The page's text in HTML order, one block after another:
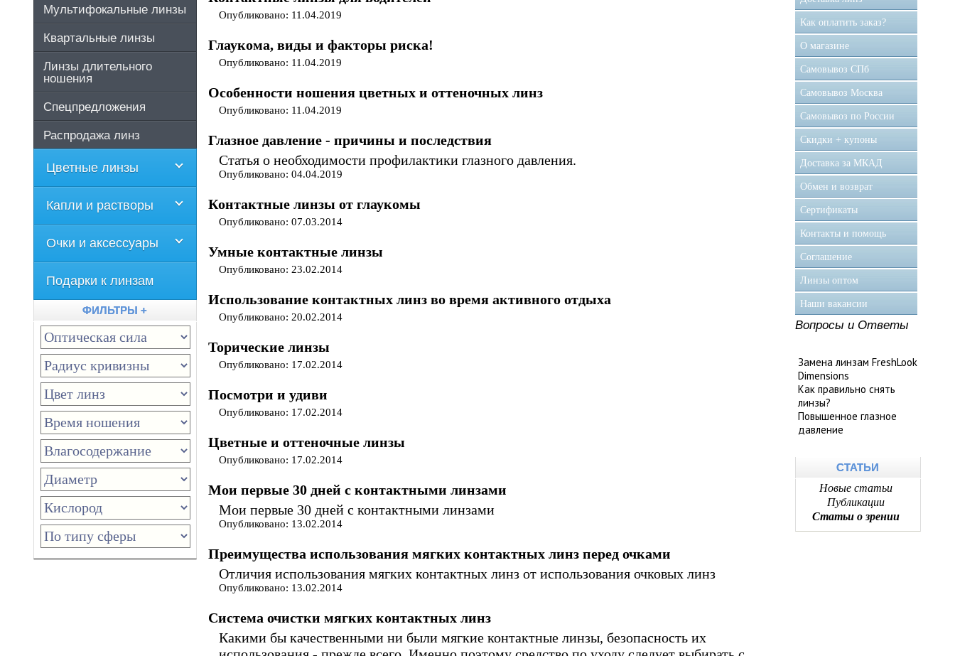
Опубликовано: 11.04.2019
Глаукома, виды и факторы риска!
Опубликовано: 11.04.2019
Особенности ношения цветных и оттеночных линз
Опубликовано: 11.04.2019
Глазное давление - причины и последствия
Статья о необходимости профилактики глазного давления.
Опубликовано: 04.04.2019
Контактные линзы от глаукомы
Опубликовано: 07.03.2014
Умные контактные линзы
Опубликовано: 23.02.2014
Использование контактных линз во время активного отдыха
Опубликовано: 20.02.2014
Торические линзы
Опубликовано: 17.02.2014
Посмотри и удиви
Опубликовано: 17.02.2014
Цветные и оттеночные линзы
Опубликовано: 17.02.2014
Мои первые 30 дней с контактными линзами
Мои первые 30 дней с контактными линзами
Опубликовано: 13.02.2014
Преимущества использования мягких контактных линз перед очками
Отличия использования мягких контактных линз от использования очковых линз
Опубликовано: 13.02.2014
Система очистки мягких контактных линз
Какими бы качественными ни были мягкие контактные линзы, безопасность их
Мультифокальные линзы
Квартальные линзы
Линзы длительного
ношения
Спецпредложения
Распродажа линз
Цветные линзы
Капли и растворы
Очки и аксессуары
Подарки к линзам
ФИЛЬТРЫ +
Как оплатить заказ?
О магазине
Самовывоз CПб
Самовывоз Москва
Самовывоз по России
Скидки + купоны
Доставка за МКАД
Обмен и возврат
Сертификаты
Контакты и помощь
Соглашение
Линзы оптом
Наши вакансии
Вопросы и Ответы
Замена линзам FreshLook
Dimensions
Как правильно снять
линзы?
Повышенное глазное
давление
СТАТЬИ
Новые статьи
Публикации
Статьи о зрении